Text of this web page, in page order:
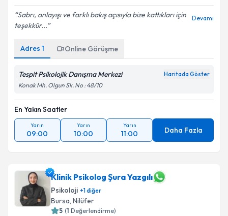
Sabrı, anlayışı ve farklı bakış açısıyla bize kattıkları için
teşekkür...
Devamı
Adres 1 Online Görüşme
Tespit Psikolojik Danışma Merkezi Haritada Göster
Konak Mh. Olgun Sk. No : 48/10
En Yakın Saatler
Yarın
09:00
Yarın
10:00
Yarın
11:00 Daha Fazla
Klinik Psikolog Şura Yazgılı
Psikoloji +1diğer
Bursa, Nilüfer
5 (1 Değerlendirme)